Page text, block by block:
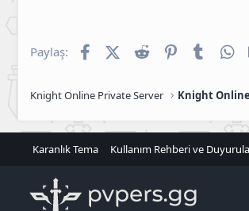
Paylaş: FacebookX (Twitter)
Reddit PinterestTumblr
Knight Online Private Server Knight
Karanlık Tema Kullanım Rehberi ve